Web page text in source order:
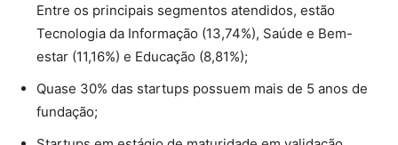
Entre os principais segmentos atendidos, estão
Tecnologia da Informação (13,74%), Saúde e Bem-
estar (11,16%) e Educação (8,81%);
Quase 30% das startups possuem mais de 5 anos de
fundação;